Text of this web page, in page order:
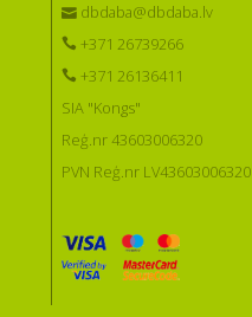
dbdaba@dbdaba.lv
+371 26739266
+371 26136411
SIA "Kongs"
Reģ.nr 43603006320
PVN Reģ.nr LV43603006320